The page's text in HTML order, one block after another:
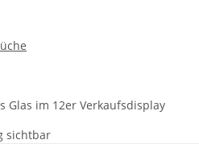
Glas im 12er Verkaufsdisplay
sichtbar